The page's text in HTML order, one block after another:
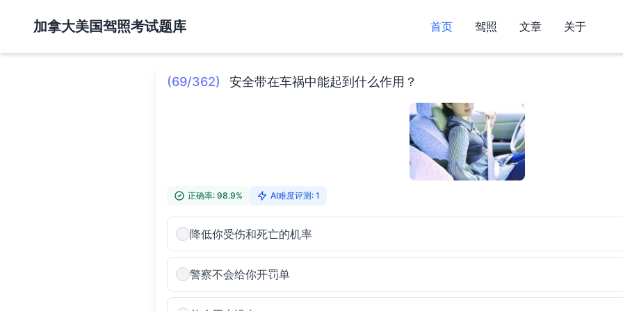
加拿大美国驾照考试题库 首页 驾照 文章 关于
(69/362) 安全带在车祸中能起到什么作用？
正确率: 98.9% AI难度评测: 1
降低你受伤和死亡的机率
警察不会给你开罚单